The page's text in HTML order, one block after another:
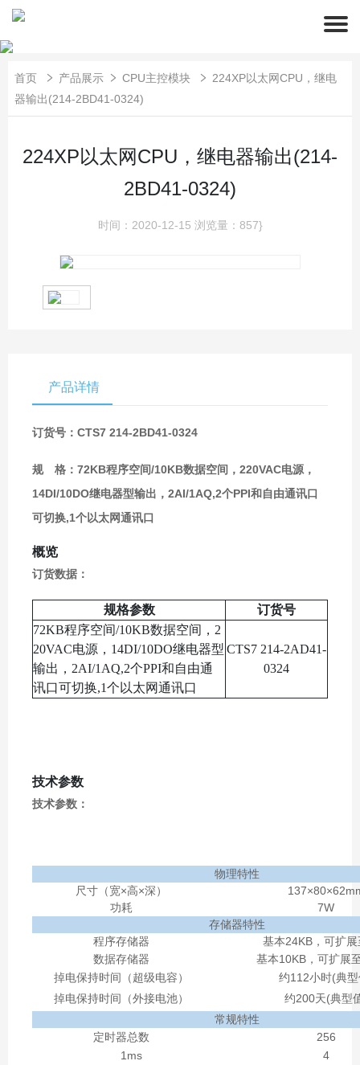
首页 产品展示 CPU主控模块
224XP以太网CPU，继电
器输出(214-2BD41-0324)
224XP以太网CPU，继电器输出(214-
2BD41-0324)
时间：2020-12-15 浏览量：857}
产品详情
订货号：CTS7 214-2BD41-0324
规 格：72KB程序空间/10KB数据空间，220VAC电源，
14DI/10DO继电器型输出，2AI/1AQ,2个PPI和自由通讯口
可切换,1个以太网通讯口
概览
订货数据：
规格参数
订货号
72KB程序空间/10KB数据空间，2
20VAC电源，14DI/10DO继电器型
输出，2AI/1AQ,2个PPI和自由通
讯口可切换,1个以太网通讯口
CTS7 214-2AD41-
0324
技术参数
技术参数：
物理特性
尺寸（宽×高×深）
功耗
7W
存储器特性
程序存储器
基本24KB，可扩
数据存储器
基本10KB，可扩展
掉电保持时间（超级电容）
约112小时(典
掉电保持时间（外接电池）
约200天(典型
常规特性
定时器总数
256
1ms
4